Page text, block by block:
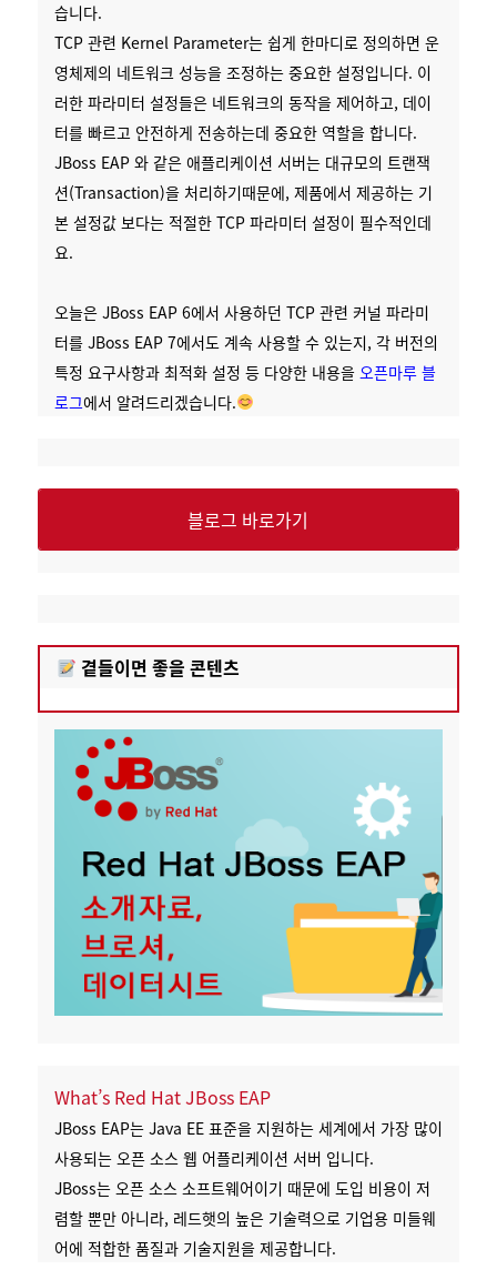
습니다.
TCP 관련 Kernel Parameter는 쉽게 한마디로 정의하면 운
영체제의 네트워크 성능을 조정하는 중요한 설정입니다. 이
러한 파라미터 설정들은 네트워크의 동작을 제어하고, 데이
터를 빠르고 안전하게 전송하는데 중요한 역할을 합니다.
JBoss EAP 와 같은 애플리케이션 서버는 대규모의 트랜잭
션(Transaction)을 처리하기때문에, 제품에서 제공하는 기
본 설정값 보다는 적절한 TCP 파라미터 설정이 필수적인데
요.
오늘은 JBoss EAP 6에서 사용하던 TCP 관련 커널 파라미
터를 JBoss EAP 7에서도 계속 사용할 수 있는지, 각 버전의
특정 요구사항과 최적화 설정 등 다양한 내용을 오픈마루 블
로그에서 알려드리겠습니다.
블로그 바로가기
곁들이면 좋을 콘텐츠
What’s Red Hat JBoss EAP
JBoss EAP는 Java EE 표준을 지원하는 세계에서 가장 많이
사용되는 오픈 소스 웹 어플리케이션 서버 입니다.
JBoss는 오픈 소스 소프트웨어이기 때문에 도입 비용이 저
렴할 뿐만 아니라, 레드햇의 높은 기술력으로 기업용 미들웨
어에 적합한 품질과 기술지원을 제공합니다.